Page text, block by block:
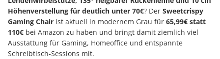
Höhenverstellung für deutlich unter 70€? Der Sweetcrispy
Gaming Chair ist aktuell in modernem Grau für 65,99€ statt
110€ bei Amazon zu haben und bringt damit ziemlich viel
Ausstattung für Gaming, Homeoffice und entspannte
Schreibtisch-Sessions mit.